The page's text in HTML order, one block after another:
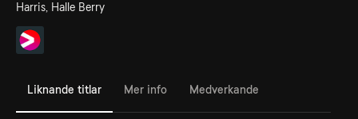
Harris, Halle Berry
Liknande titlar Mer info Medverkande